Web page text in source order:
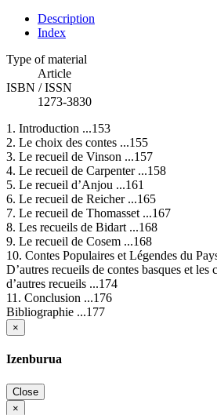
Description
Index
Type of material
Article
ISBN / ISSN
1273-3830
1. Introduction ...153
2. Le choix des contes ...155
3. Le recueil de Vinson ...157
4. Le recueil de Carpenter ...158
5. Le recueil d’Anjou ...161
6. Le recueil de Reicher ...165
7. Le recueil de Thomasset ...167
8. Les recueils de Bidart ...168
9. Le recueil de Cosem ...168
10. Contes Populaires et Légendes du
D’autres recueils de contes basques et les
d’autres recueils ...174
11. Conclusion ...176
Bibliographie ...177
×
Izenburua
Close
×